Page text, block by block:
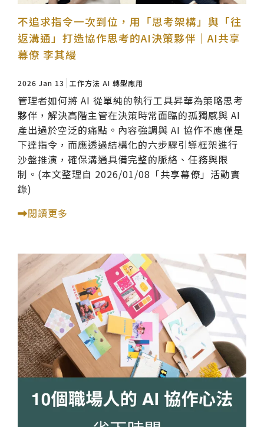
不追求指令一次到位，用「思考架構」與「往
返溝通」打造協作思考的AI決策夥伴｜AI共享
幕僚 李其縵
2026 Jan 13 工作方法 AI 轉型應用
管理者如何將 AI 從單純的執行工具昇華為策略思考
夥伴，解決高階主管在決策時常面臨的孤獨感與 AI
產出過於空泛的痛點。內容強調與 AI 協作不應僅是
下達指令，而應透過結構化的六步驟引導框架進行
沙盤推演，確保溝通具備完整的脈絡、任務與限
制。​(本文整理自 2026/01/08「共享幕僚」活動實
錄)
閱讀更多